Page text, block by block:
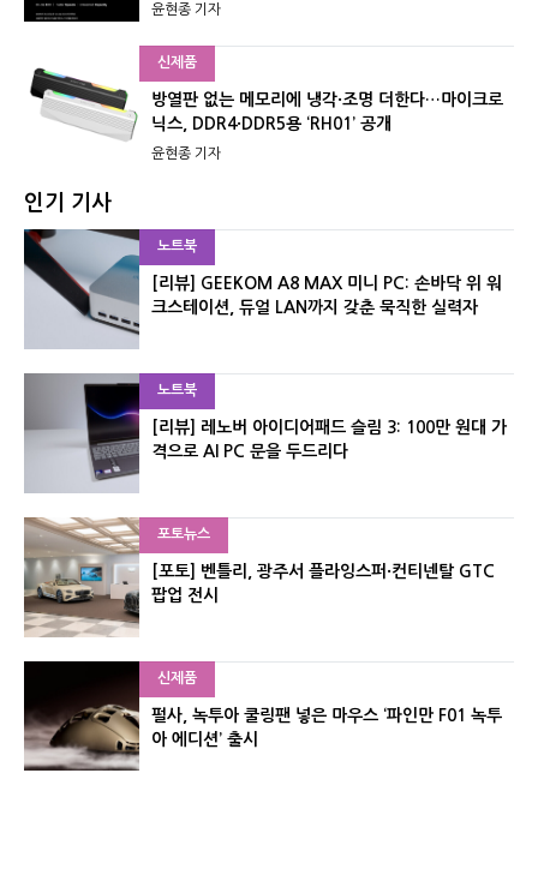
윤현종 기자
신제품
방열판 없는 메모리에 냉각·조명 더한다…마이크로
닉스, DDR4·DDR5용 ‘RH01’ 공개
윤현종 기자
인기 기사
노트북
[리뷰] GEEKOM A8 MAX 미니 PC: 손바닥 위 워
크스테이션, 듀얼 LAN까지 갖춘 묵직한 실력자
노트북
[리뷰] 레노버 아이디어패드 슬림 3: 100만 원대 가
격으로 AI PC 문을 두드리다
포토뉴스
[포토] 벤틀리, 광주서 플라잉스퍼·컨티넨탈 GTC
팝업 전시
신제품
펄사, 녹투아 쿨링팬 넣은 마우스 ‘파인만 F01 녹투
아 에디션’ 출시